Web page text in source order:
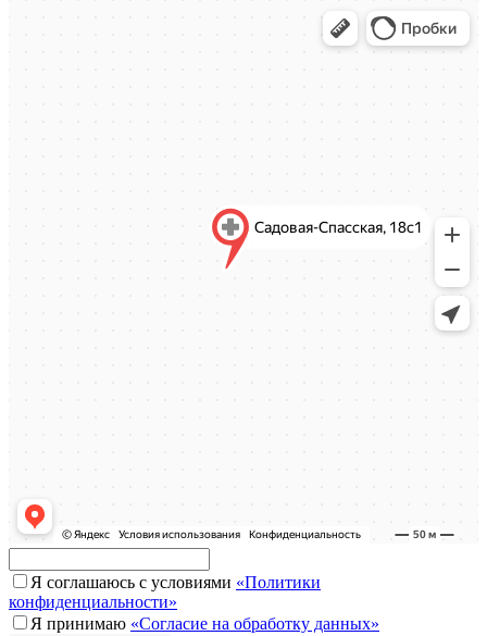
Я соглашаюсь с условиями «Политики
конфиденциальности»
Я принимаю «Согласие на обработку данных»